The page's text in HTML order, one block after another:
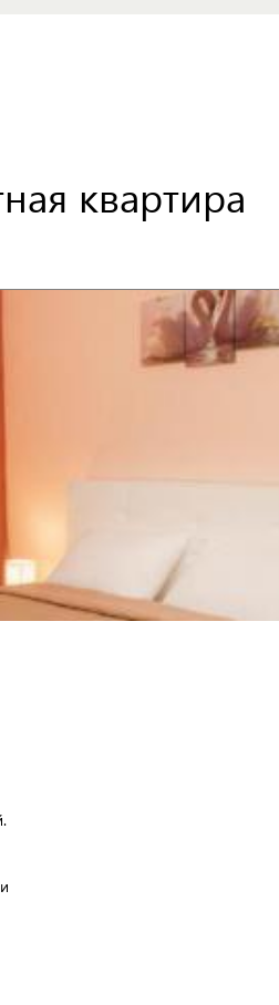
квартира